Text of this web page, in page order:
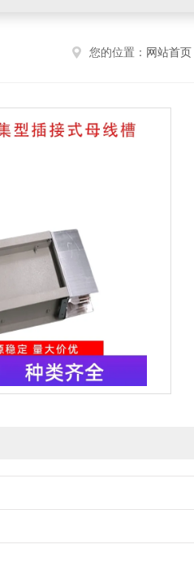
您的位置： 网站首页